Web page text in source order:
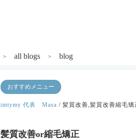
all blogs blog
おすすめメニュー
imtymy 代表 Masa / 髪質改善,髪質改善縮毛
髪質改善or縮毛矯正